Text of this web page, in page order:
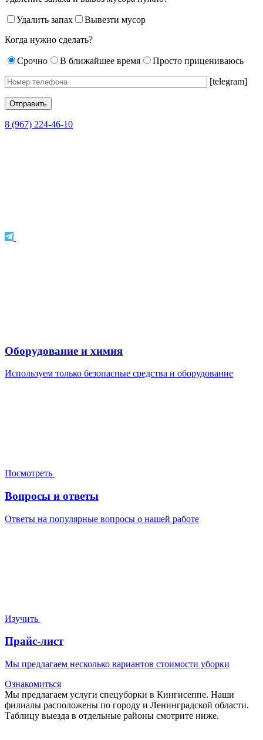
Удалить запах
Вывезти мусор
Когда нужно сделать?
Срочно В ближайшее время Просто прицениваюсь
[telegram]
8 (967) 224-46-10
Оборудование и химия
Используем только безопасные средства и оборудование
Посмотреть
Вопросы и ответы
Ответы на популярные вопросы о нашей работе
Изучить
Прайс-лист
Мы предлагаем несколько вариантов стоимости уборки
Ознакомиться
Мы предлагаем услуги спецуборки в Кингисеппе. Наши
филиалы расположены по городу и Ленинградской области.
Таблицу выезда в отдельные районы смотрите ниже.